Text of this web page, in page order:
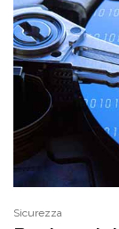
Sicurezza